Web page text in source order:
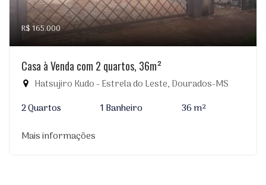
R$ 165.000
Casa à Venda com 2 quartos, 36m²
Hatsujiro Kudo - Estrela do Leste, Dourados-MS
2 Quartos
1 Banheiro
36 m²
Mais informações